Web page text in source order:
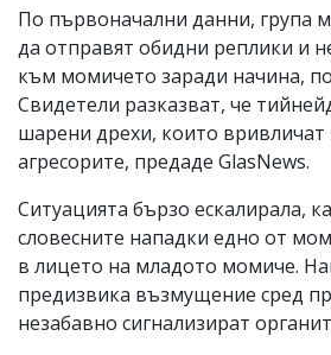
По първоначални данни, група
да отправят обидни реплики и
към момичето заради начина,
Свидетели разказват, че
шарени дрехи, които
агресорите, предаде GlasNews.
Ситуацията бързо ескалирала,
словесните нападки едно от
в лицето на младото момиче.
предизвика възмущение сред
незабавно сигнализират